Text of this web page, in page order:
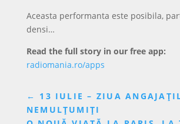
Aceasta performanta este posibila,
densi…
Read the full story in our free app:
radiomania.ro/apps
← 13 IULIE – ZIUA
NEMULȚUMIȚI